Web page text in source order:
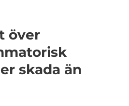
över
skada än